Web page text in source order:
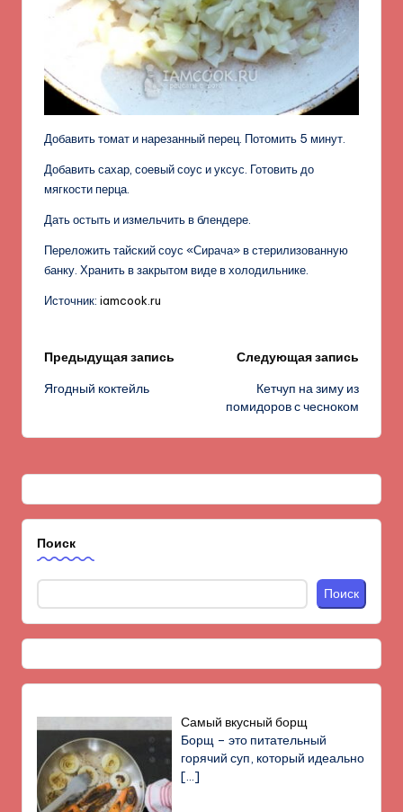
Добавить томат и нарезанный перец. Потомить 5 минут.
Добавить сахар, соевый соус и уксус. Готовить до
мягкости перца.
Дать остыть и измельчить в блендере.
Переложить тайский соус «Сирача» в стерилизованную
банку. Хранить в закрытом виде в холодильнике.
Источник: iamcook.ru
Навигация
записи
Предыдущая запись
Ягодный коктейль
Следующая запись
Кетчуп на зиму из
помидоров с чесноком
Поиск
Поиск
Самый вкусный борщ
Борщ – это питательный
горячий суп, который идеально
[…]